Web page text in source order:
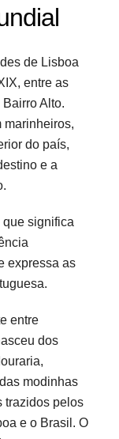
de Lisboa
entre as
Alto.
marinheiros,
do país,
e a
que significa
expressa as
entre
dos
modinhas
trazidos pelos
e o Brasil. O